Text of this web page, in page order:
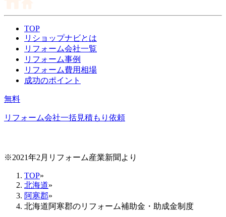
TOP
リショップナビとは
リフォーム会社一覧
リフォーム事例
リフォーム費用相場
成功のポイント
無料
リフォーム会社一括見積もり依頼
※2021年2月リフォーム産業新聞より
TOP»
北海道»
阿寒郡»
北海道阿寒郡のリフォーム補助金・助成金制度